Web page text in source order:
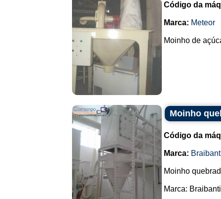
Código da
Marca: Meteor
Moinho de
Moinho
Código da
Marca:
Moinho
Marca: